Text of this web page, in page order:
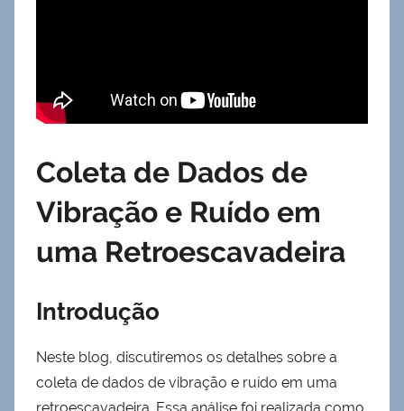
Coleta de Dados de
Vibração e Ruído em
uma Retroescavadeira
Introdução
Neste blog, discutiremos os detalhes sobre a
coleta de dados de vibração e ruído em uma